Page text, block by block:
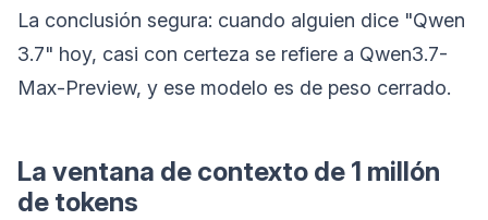
La conclusión segura: cuando alguien dice "Qwen
3.7" hoy, casi con certeza se refiere a Qwen3.7-
Max-Preview, y ese modelo es de peso cerrado.
La ventana de contexto de 1 millón
de tokens